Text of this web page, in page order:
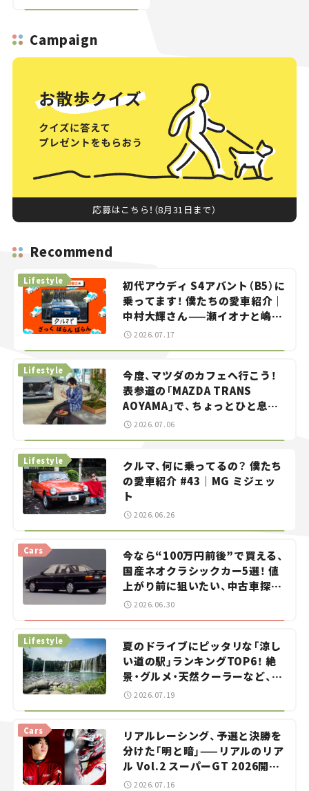
Campaign
応募はこちら！（8月31日まで）
Recommend
初代アウディ S4アバント（B5）に
乗ってます！ 僕たちの愛車紹介｜
中村大輝さん——瀬イオナと嶋田
智之の「クルマでざっくばらんば
Lifestyle
2026.07.17
今度、マツダのカフェへ行こう！
表参道の「MAZDA TRANS
AOYAMA」で、ちょっとひと息。
——連載｜CCGとクルマでどうす
Lifestyle
2026.07.06
クルマ、何に乗ってるの？ 僕たち
の愛車紹介 #43｜MG ミジェッ
ト
Lifestyle
2026.06.26
今なら“100万円前後”で買える、
国産ネオクラシックカー5選！ 値
上がり前に狙いたい、中古車探し
をお手伝い――ちょっとイケてるマ
Cars
2026.06.30
夏のドライブにピッタリな「涼し
い道の駅」ランキングTOP6！ 絶
景・グルメ・天然クーラーなど、避
暑におすすめのスポットを紹介
Lifestyle
2026.07.19
リアルレーシング、予選と決勝を
分けた「明と暗」——リアルのリア
ル Vol.2 スーパーGT 2026開幕
戦 岡山国際サーキット
Cars
2026.07.16